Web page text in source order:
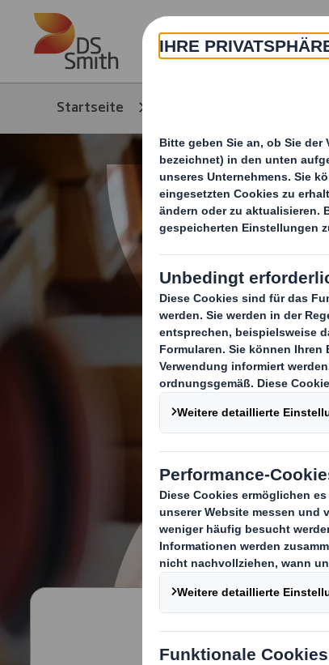
Skip to main content
Startseite